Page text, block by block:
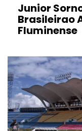
Junior
Brasileirao
Fluminense